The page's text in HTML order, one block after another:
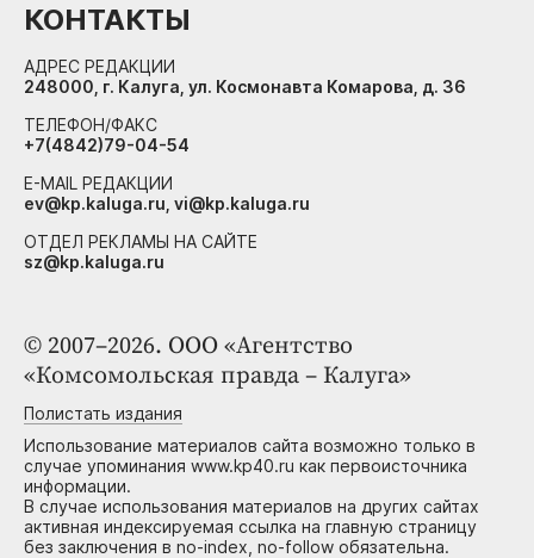
© 2007–2026. ООО «Агентство
«Комсомольская правда – Калуга»
Полистать издания
Использование материалов сайта возможно только в
случае упоминания www.kp40.ru как первоисточника
информации.
В случае использования материалов на других сайтах
активная индексируемая ссылка на главную страницу
без заключения в no-index, no-follow обязательна.
КОНТАКТЫ
АДРЕС РЕДАКЦИИ
248000, г. Калуга, ул. Космонавта Комарова, д. 36
ТЕЛЕФОН/ФАКС
+7(4842)79-04-54
E-MAIL РЕДАКЦИИ
ev@kp.kaluga.ru, vi@kp.kaluga.ru
ОТДЕЛ РЕКЛАМЫ НА САЙТЕ
sz@kp.kaluga.ru